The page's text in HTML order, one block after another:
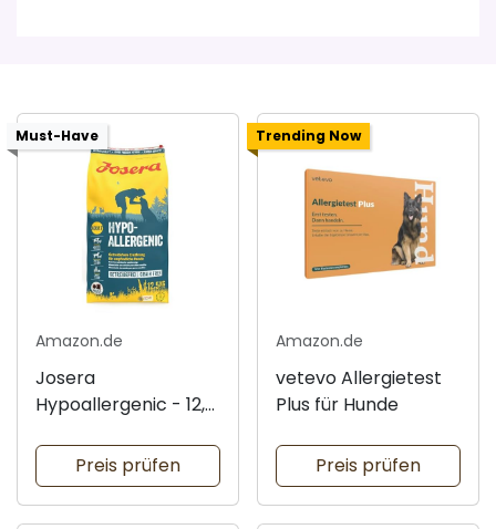
Must-Have
Amazon.de
Josera
Hypoallergenic - 12,5
Preis prüfen
Trending Now
Amazon.de
vetevo Allergietest
Plus für Hunde
Preis prüfen